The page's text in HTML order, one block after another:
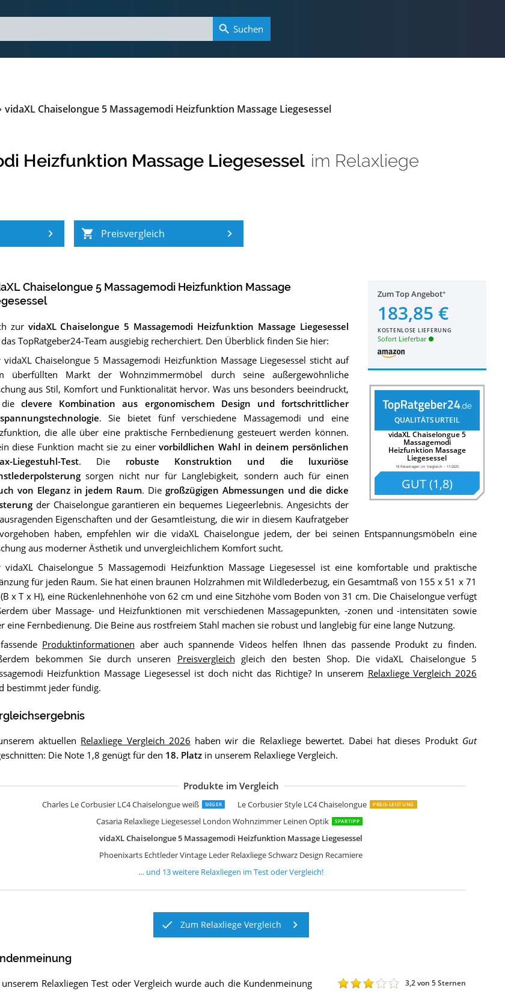
vidaXL Chaiselongue 5 Massagemodi Heizfunktion Massage Liegesessel
Heizfunktion Massage Liegesessel im Relaxliege
Preisvergleich
Zum Top Angebot
183,85 €
KOSTENLOSE LIEFERUNG
Sofort Lieferbar
QUALITÄTSURTEIL
vidaXL Chaiselongue 5
Massagemodi
Heizfunktion Massage
Liegesessel
18 Relaxliegen im Vergleich– 11/2025
GUT(1,8)
Chaiselongue 5 Massagemodi Heizfunktion Massage
zur vidaXL Chaiselongue 5 Massagemodi Heizfunktion Massage Liegesessel
TopRatgeber24-Team ausgiebig recherchiert. Den Überblick finden Sie hier:
vidaXL Chaiselongue 5 Massagemodi Heizfunktion Massage Liegesessel sticht auf
überfüllten Markt der Wohnzimmermöbel durch seine außergewöhnliche
aus Stil, Komfort und Funktionalität hervor. Was uns besonders beeindruckt,
dieclevere Kombination aus ergonomischem Design und fortschrittlicher
. Sie bietet fünf verschiedene Massagemodi und eine
die alle über eine praktische Fernbedienung gesteuert werden können.
diese Funktion macht sie zu einervorbildlichen Wahl in deinem persönlichen
Liegestuhl-Test. Die robuste Konstruktion und die luxuriöse
sorgen nicht nur für Langlebigkeit, sondern auch für einen
von Eleganz in jedem Raum. Diegroßzügigen Abmessungen und die dicke
der Chaiselongue garantieren ein bequemes Liegeerlebnis. Angesichts der
Eigenschaften und der Gesamtleistung, die wir in diesem Kaufratgeber
haben, empfehlen wir die vidaXL Chaiselongue jedem, der bei seinen Entspannungsmöbeln eine
aus moderner Ästhetik und unvergleichlichem Komfort sucht.
vidaXL Chaiselongue 5 Massagemodi Heizfunktion Massage Liegesessel ist eine komfortable und praktische
für jeden Raum. Sie hat einen braunen Holzrahmen mit Wildlederbezug, ein Gesamtmaß von 155 x 51 x 71
x T x H), eine Rückenlehnenhöhe von 62 cm und eine Sitzhöhe vom Boden von 31 cm. Die Chaiselongue verfügt
über Massage- und Heizfunktionen mit verschiedenen Massagepunkten, -zonen und -intensitäten sowie
eine Fernbedienung. Die Beine aus rostfreiem Stahl machen sie robust und langlebig für eine lange Nutzung.
Produktinformationen aber auch spannende Videos helfen Ihnen das passende Produkt zu finden.
bekommen Sie durch unseren Preisvergleich gleich den besten Shop. Die vidaXL Chaiselongue 5
Heizfunktion Massage Liegesessel ist doch nicht das Richtige? In unserem Relaxliege Vergleich 2026
bestimmt jeder fündig.
aktuellen Relaxliege Vergleich 2026 haben wir die Relaxliege bewertet. Dabei hat dieses Produkt Gut
Die Note 1,8 genügt für den 18. Platzin unserem Relaxliege Vergleich.
Produkte im Vergleich
Charles Le Corbusier LC4 Chaiselongue weiß SIEGER Le Corbusier Style LC4 Chaiselongue PREIS-LEISTUNG
Casaria Relaxliege Liegesessel London Wohnzimmer Leinen Optik SPARTIPP
vidaXL Chaiselongue 5 Massagemodi Heizfunktion Massage Liegesessel
Phoenixarts Echtleder Vintage Leder Relaxliege Schwarz Design Recamiere
Relax-Liege Corona Vintage Leder Echtleder Royal Rouge rot
All4All Relaxliege Chaiselongue Levis Antik Look Relaxsessel
Phoenixarts Chaise Echtleder Vintage Leder Relaxliege Braun Design
Phoenixarts Chaise Echtleder Vintage Leder Relaxliege Braun Design
Beliani Chaiselongue Stoff beige rechtsseitig
Beliani Chaiselongue Samt grün Links gesteppt
Atlantic Home Collection Liege mit Relax- und Schlaffunktion Pierre
Atlantic Home Collection Pierre Chaiselongue
KLYEON Chaiselongue mit Kissen
Relaxliege Holiday Loungesessel Liegesessel Polstersessel
Mirjan24 Relaxliege Holiday Loungesessel Liegesessel Polstersessel
vidaXL Massage Chaiselongue mit Nackenrolle
vidaXL Chaiselongue 5 Massagemodi Heizfunktion Massage Liegesessel
… und 13weitere Relaxliegen im Test oder Vergleich!
Zum Relaxliege Vergleich
3,2von 5 Sternen
Relaxliegen Test oder Vergleich wurde auch die Kundenmeinung
Suchen